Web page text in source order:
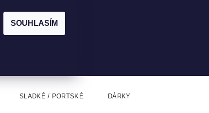
SLADKÉ / PORTSKÉ DÁRKY
SOUHLASÍM